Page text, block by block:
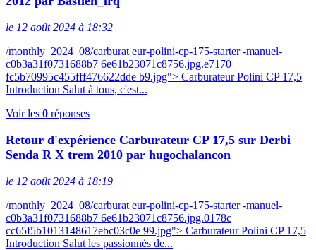
le 12 août 2024 à 18:32
/monthly_2024_08/carburat eur-polini-cp-175-starter -manuel-
c0b3a31f0731688b7 6e61b23071c8756.jpg.e7170
fc5b70995c455fff476622dde b9.jpg"> Carburateur Polini CP 17,5
Introduction Salut à tous, c'est...
Voir les 0 réponses
Retour d'expérience Carburateur CP 17,5 sur Derbi
Senda R X trem 2010 par hugochalancon
le 12 août 2024 à 18:19
/monthly_2024_08/carburat eur-polini-cp-175-starter -manuel-
c0b3a31f0731688b7 6e61b23071c8756.jpg.0178c
cc65f5b1013148617ebc03c0e 99.jpg"> Carburateur Polini CP 17,5
Introduction Salut les passionnés de...